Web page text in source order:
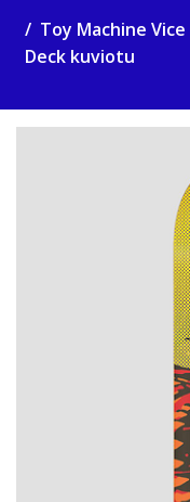
Toy Machine
Deck kuviotu